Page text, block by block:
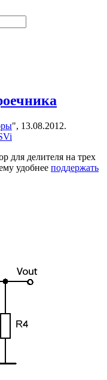
", 13.08.2012.
для делителя на трех
удобнее поддержать